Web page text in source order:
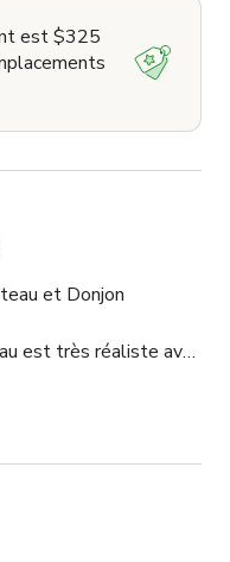
est $325
et Donjon
est très réaliste avec
apparence très
dans les détails.